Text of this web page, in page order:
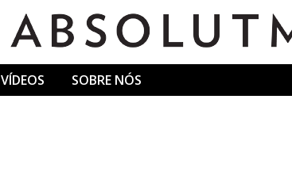
VÍDEOS SOBRE NÓS